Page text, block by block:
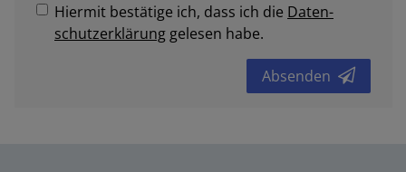
Hiermit bestätige ich, dass ich die Daten­
schutz­erklärung gelesen habe.
Absenden